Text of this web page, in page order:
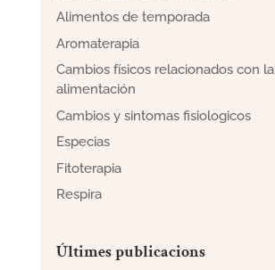
Alimentos de temporada
Aromaterapia
Cambios físicos relacionados con la
alimentación
Cambios y sintomas fisiologicos
Especias
Fitoterapia
Respira
Últimes publicacions